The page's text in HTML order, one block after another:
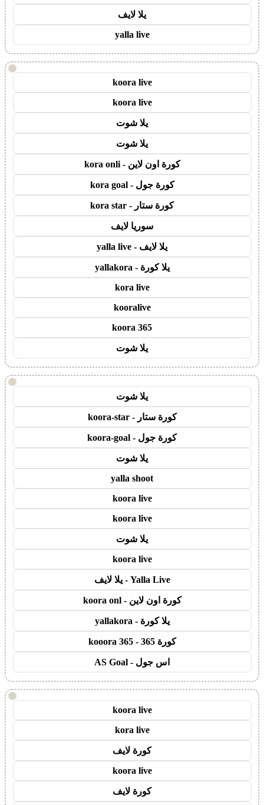
يلا لايف
yalla live
!
koora live
koora live
يلا شوت
يلا شوت
كورة اون لاين - kora onli
كورة جول - kora goal
كورة ستار - kora star
سوريا لايف
يلا لايف - yalla live
يلا كورة - yallakora
kora live
kooralive
koora 365
يلا شوت
!
يلا شوت
كورة ستار - koora-star
كورة جول - koora-goal
يلا شوت
yalla shoot
koora live
koora live
يلا شوت
koora live
Yalla Live - يلا لايف
كورة اون لاين - koora onl
يلا كورة - yallakora
كورة 365 - kooora 365
اس جول - AS Goal
!
koora live
kora live
كورة لايف
koora live
كورة لايف